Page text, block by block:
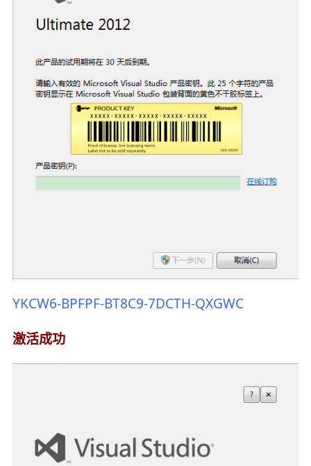
YKCW6-BPFPF-BT8C9-7DCTH-QXGWC
激活成功